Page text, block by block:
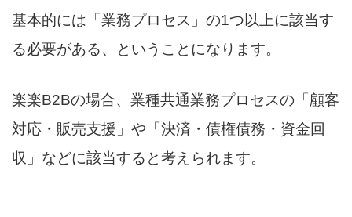
基本的には「業務プロセス」の1つ以上に該当す
る必要がある、ということになります。
楽楽B2Bの場合、業種共通業務プロセスの「顧客
対応・販売支援」や「決済・債権債務・資金回
収」などに該当すると考えられます。